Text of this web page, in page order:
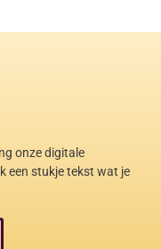
onze digitale
een stukje tekst wat je